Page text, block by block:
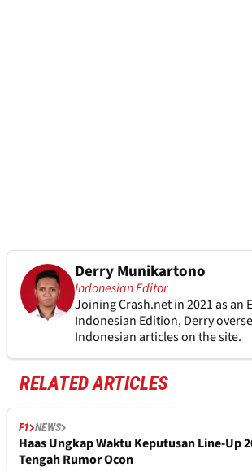
Derry Munikartono
Indonesian Editor
Joining Crash.net in 2021 as an
Indonesian Edition, Derry
Indonesian articles on the site.
RELATED ARTICLES
F1 NEWS
Haas Ungkap Waktu Keputusan Line-Up
Tengah Rumor Ocon